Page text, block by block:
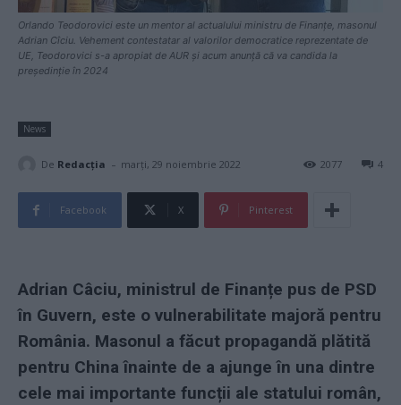
Orlando Teodorovici este un mentor al actualului ministru de Finanțe, masonul
Adrian Cîciu. Vehement contestatar al valorilor democratice reprezentate de
UE, Teodorovici s-a apropiat de AUR și acum anunță că va candida la
președinție în 2024
News
De Redacţia - marți, 29 noiembrie 2022 4
2077
Facebook X Pinterest
Adrian Câciu, ministrul de Finanțe pus de PSD
în Guvern, este o vulnerabilitate majoră pentru
România. Masonul a făcut propagandă plătită
pentru China înainte de a ajunge în una dintre
cele mai importante funcții ale statului român,